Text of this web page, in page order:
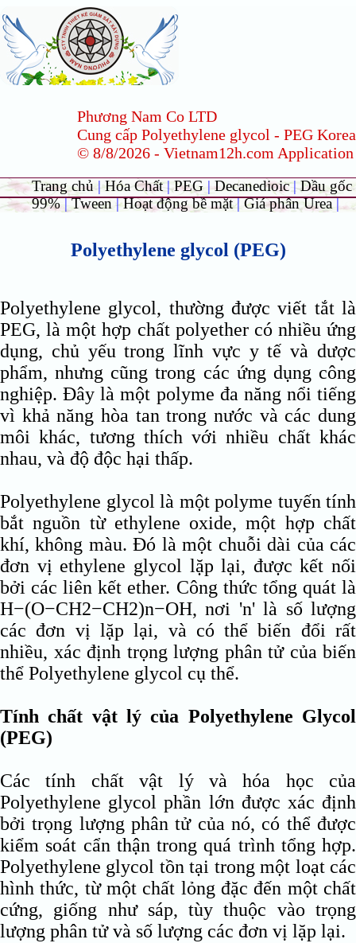
Phương Nam Co LTD
Cung cấp Polyethylene glycol - PEG Korea
© 8/8/2026 - Vietnam12h.com Application
Trang chủ|Hóa Chất|PEG|Decanedioic|Dầu gốc
99%|Tween|Hoạt động bề mặt|Giá phân Urea|
Polyethylene glycol (PEG)
Polyethylene glycol, thường được viết tắt là
PEG, là một hợp chất polyether có nhiều ứng
dụng, chủ yếu trong lĩnh vực y tế và dược
phẩm, nhưng cũng trong các ứng dụng công
nghiệp. Đây là một polyme đa năng nổi tiếng
vì khả năng hòa tan trong nước và các dung
môi khác, tương thích với nhiều chất khác
nhau, và độ độc hại thấp.
Polyethylene glycol là một polyme tuyến tính
bắt nguồn từ ethylene oxide, một hợp chất
khí, không màu. Đó là một chuỗi dài của các
đơn vị ethylene glycol lặp lại, được kết nối
bởi các liên kết ether. Công thức tổng quát là
H−(O−CH2−CH2)n−OH, nơi 'n' là số lượng
các đơn vị lặp lại, và có thể biến đổi rất
nhiều, xác định trọng lượng phân tử của biến
thể Polyethylene glycol cụ thể.
Tính chất vật lý của Polyethylene Glycol
(PEG)
Các tính chất vật lý và hóa học của
Polyethylene glycol phần lớn được xác định
bởi trọng lượng phân tử của nó, có thể được
kiểm soát cẩn thận trong quá trình tổng hợp.
Polyethylene glycol tồn tại trong một loạt các
hình thức, từ một chất lỏng đặc đến một chất
cứng, giống như sáp, tùy thuộc vào trọng
lượng phân tử và số lượng các đơn vị lặp lại.